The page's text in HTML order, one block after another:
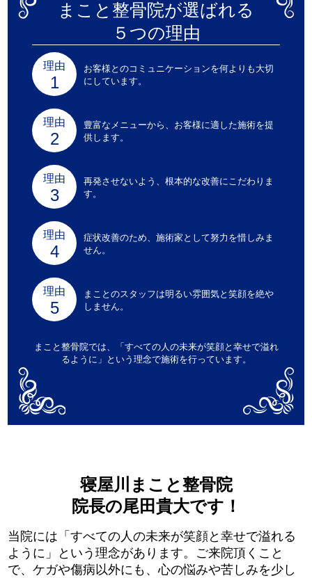
まこと整骨院が選ばれる
５つの理由
理由
お客様とのコミュニケーションを何よりも大切
にしています。
理由
豊富なメニューから、お客様に適した施術を提
供します。
理由
再発させないよう、根本的な改善にこだわりま
す。
理由
症状改善のため、施術家として努力を惜しみま
せん。
理由
まことのスタッフは明るい雰囲気と笑顔を絶や
しません。
まこと整骨院では、「すべての人の未来が笑顔と幸せで溢れ
るように」という理念で施術を行っています。
寝屋川まこと整骨院
院長の尾田貴大です！
当院には「すべての人の未来が笑顔と幸せで溢れる
ように」という理念があります。ご来院頂くこと
で、ケガや傷病以外にも、心の悩みや苦しみを少し